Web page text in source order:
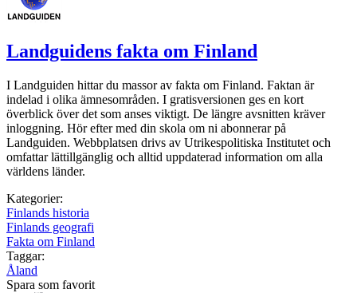
Landguidens fakta om Finland
I Landguiden hittar du massor av fakta om Finland. Faktan är
indelad i olika ämnesområden. I gratisversionen ges en kort
överblick över det som anses viktigt. De längre avsnitten kräver
inloggning. Hör efter med din skola om ni abonnerar på
Landguiden. Webbplatsen drivs av Utrikespolitiska Institutet och
omfattar lättillgänglig och alltid uppdaterad information om alla
världens länder.
Kategorier:
Finlands historia
Finlands geografi
Fakta om Finland
Taggar:
Åland
Spara som favorit